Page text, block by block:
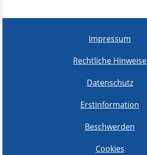
Impressum
Rechtliche Hinweise
Datenschutz
Erstinformation
Beschwerden
Cookies